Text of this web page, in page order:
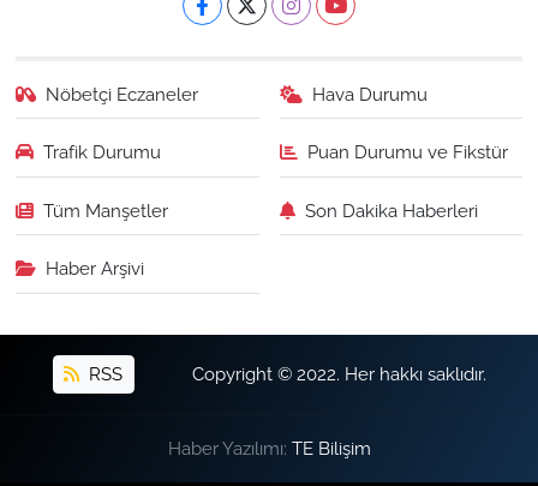
Nöbetçi Eczaneler Hava Durumu
Trafik Durumu Puan Durumu ve Fikstür
Tüm Manşetler Son Dakika Haberleri
Haber Arşivi
RSS Copyright © 2022. Her hakkı saklıdır.
Haber Yazılımı: TE Bilişim